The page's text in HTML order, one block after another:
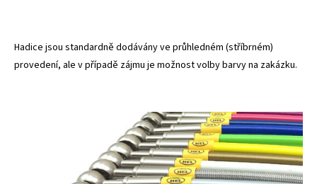
Hadice jsou standardně dodávány ve průhledném (stříbrném)
provedení, ale v případě zájmu je možnost volby barvy na zakázku.